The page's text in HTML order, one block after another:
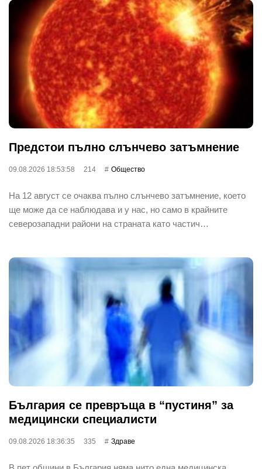
Предстои пълно слънчево затъмнение
09.08.2026 18:53:58 214 Общество
На 12 август се очаква пълно слънчево затъмнение, което
ще може да се наблюдава и у нас, но само в крайните
северозападни райони на страната като частич…
България се превръща в “пустиня” за
медицински специалисти
09.08.2026 18:36:35 335 Здраве